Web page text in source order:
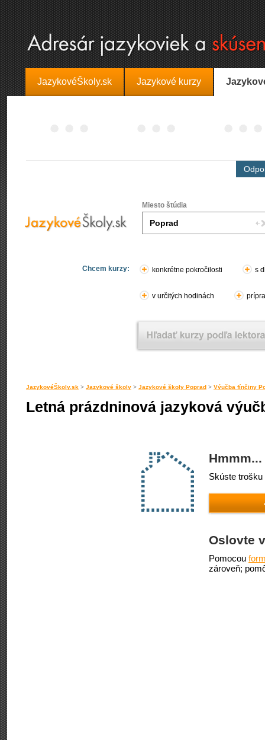
JazykovéŠkoly.sk Jazykové kurzy
Miesto štúdia
Chcem kurzy: konkrétne pokročilosti s
v určitých hodinách
JazykovéŠkoly.sk > Jazykové školy > Jazykové školy Poprad > Výučba fínčiny
Letná prázdninová jazyková
Skúste
Oslovte
Pomocou
zároveň;